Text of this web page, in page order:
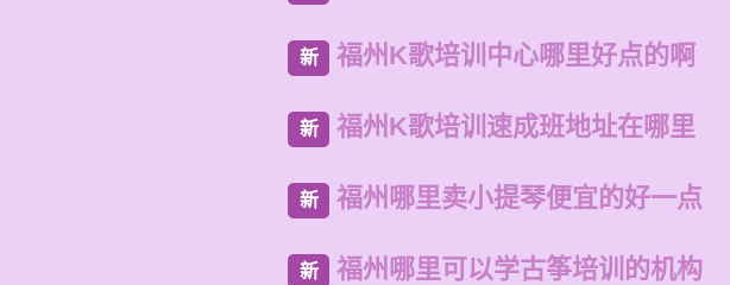
新 福州K歌培训中心哪里好点的啊
新 福州K歌培训速成班地址在哪里
新 福州哪里卖小提琴便宜的好一点
新 福州哪里可以学古筝培训的机构